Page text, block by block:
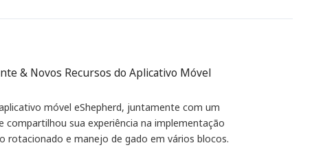
& Novos Recursos do Aplicativo Móvel
móvel eShepherd, juntamente com um
sua experiência na implementação
rotacionado e manejo de gado em vários blocos.